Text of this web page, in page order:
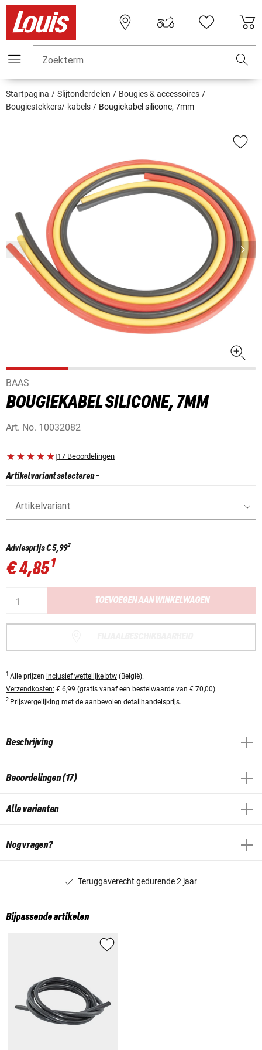
Zoekterm
Startpagina Slijtonderdelen
Bougies & accessoires
Bougiestekkers/-kabels
Bougiekabel silicone, 7mm
BAAS
BOUGIEKABEL SILICONE, 7MM
Art. No. 10032082
|17 Beoordelingen
Artikelvariant selecteren-
Artikelvariant
Adviesprijs€ 5,992
€ 4,851
TOEVOEGEN AAN WINKELWAGEN
1 Alle prijzen inclusief wettelijke btw (België).
Verzendkosten: € 6,99 (gratis vanaf een bestelwaarde van € 70,00).
2 Prijsvergelijking met de aanbevolen detailhandelsprijs.
Beschrijving
Beoordelingen (17)
Alle varianten
Nog vragen?
Teruggaverecht gedurende 2 jaar
Bijpassende artikelen